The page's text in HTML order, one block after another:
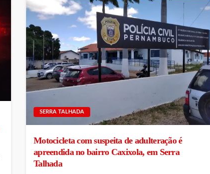
SERRA TALHADA
Motocicleta com suspeita de adulteração é
apreendida no bairro Caxixola, em Serra
Talhada